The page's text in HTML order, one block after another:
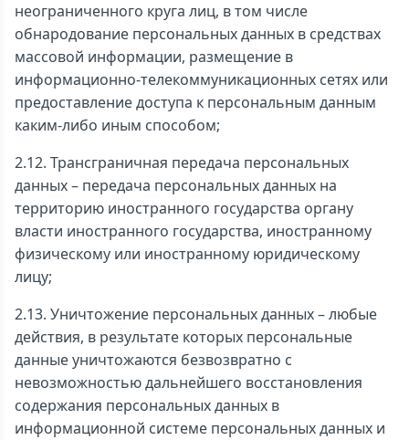
неограниченного круга лиц, в том числе
обнародование персональных данных в средствах
массовой информации, размещение в
информационно-телекоммуникационных сетях или
предоставление доступа к персональным данным
каким-либо иным способом;
2.12. Трансграничная передача персональных
данных – передача персональных данных на
территорию иностранного государства органу
власти иностранного государства, иностранному
физическому или иностранному юридическому
лицу;
2.13. Уничтожение персональных данных – любые
действия, в результате которых персональные
данные уничтожаются безвозвратно с
невозможностью дальнейшего восстановления
содержания персональных данных в
информационной системе персональных данных и